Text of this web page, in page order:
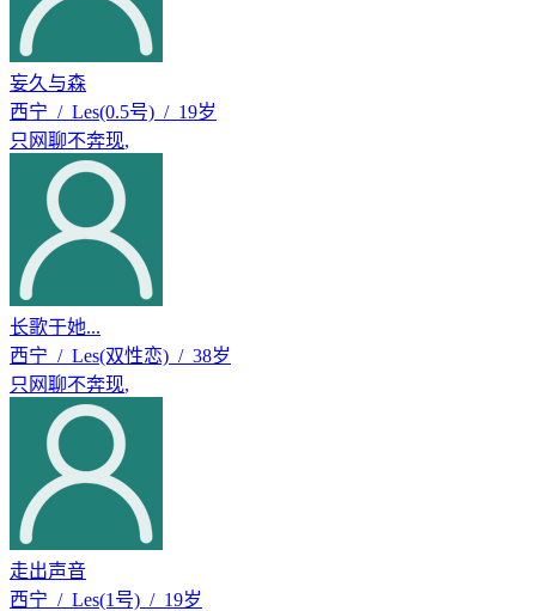
妄久与森
西宁 / Les(0.5号) / 19岁
只网聊不奔现,
长歌于她...
西宁 / Les(双性恋) / 38岁
只网聊不奔现,
走出声音
西宁 / Les(1号) / 19岁